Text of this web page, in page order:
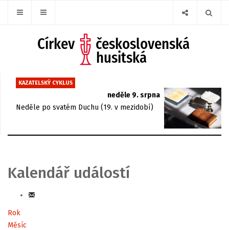
KAZATELSKÝ CYKLUS
neděle 9. srpna
Neděle po svatém Duchu (19. v mezidobí)
Kalendář událostí
Rok
Měsíc